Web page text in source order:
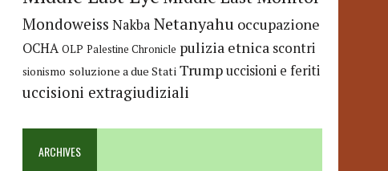
Mondoweiss Nakba Netanyahu occupazione
OCHA OLP Palestine Chronicle pulizia etnica scontri
sionismo soluzione a due Stati Trumpuccisioni e feriti
uccisioni extragiudiziali
ARCHIVES